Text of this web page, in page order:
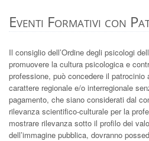
Eventi Formativi con
Il consiglio dell’Ordine degli psicologi
promuovere la cultura psicologica e
professione, può concedere il
carattere regionale e/o interregionale
pagamento, che siano considerati dal
rilevanza scientifico-culturale per la
mostrare rilevanza sotto il profilo dei
dell’immagine pubblica, dovranno